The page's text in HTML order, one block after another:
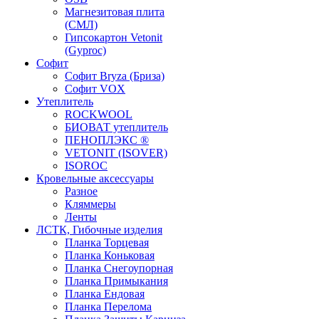
Магнезитовая плита
(СМЛ)
Гипсокартон Vetonit
(Gyproc)
Софит
Софит Bryza (Бриза)
Софит VOX
Утеплитель
ROCKWOOL
БИОВАТ утеплитель
ПЕНОПЛЭКС ®
VETONIT (ISOVER)
ISOROC
Кровельные аксессуары
Разное
Кляммеры
Ленты
ЛСТК, Гибочные изделия
Планка Торцевая
Планка Коньковая
Планка Снегоупорная
Планка Примыкания
Планка Ендовая
Планка Перелома